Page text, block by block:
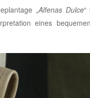
„Alfenas Dulce“
eines